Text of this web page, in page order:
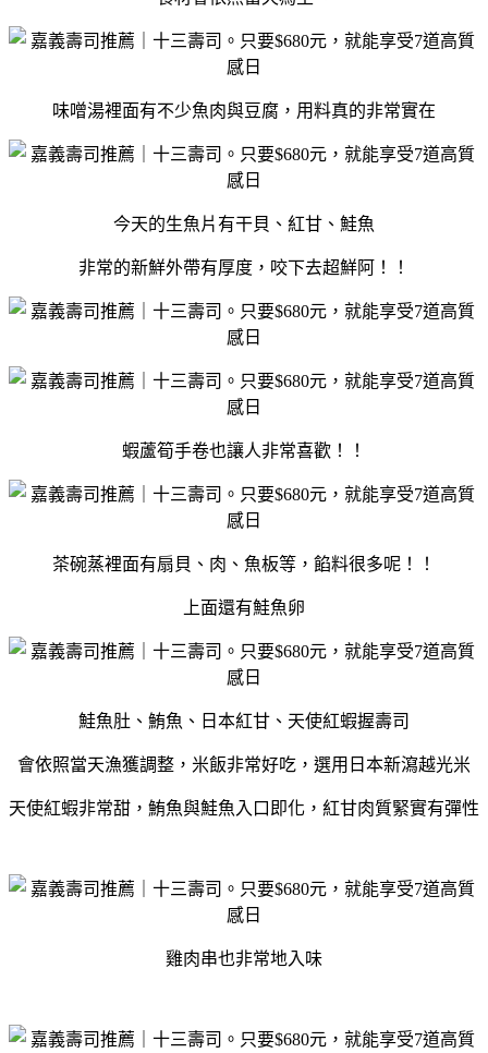
味噌湯裡面有不少魚肉與豆腐，用料真的非常實在
今天的生魚片有干貝、紅甘、鮭魚
非常的新鮮外帶有厚度，咬下去超鮮阿！！
蝦蘆筍手卷也讓人非常喜歡！！
茶碗蒸裡面有扇貝、肉、魚板等，餡料很多呢！！
上面還有鮭魚卵
鮭魚肚、鮪魚、日本紅甘、天使紅蝦握壽司
會依照當天漁獲調整，米飯非常好吃，選用日本新瀉越光米
天使紅蝦非常甜，鮪魚與鮭魚入口即化，紅甘肉質緊實有彈性
雞肉串也非常地入味